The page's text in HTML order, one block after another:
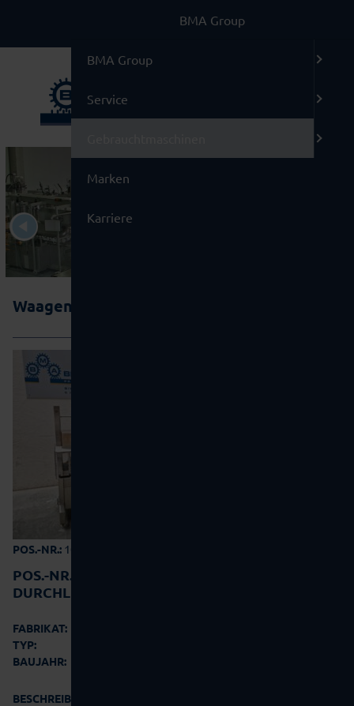
Waagen
POS.-NR.:10-0228
POS.-NR.:
DURCHLAUFKONTROLLWAAGE FÜR BEHÄLTER
FABRIKAT:
TYP:
BAUJAHR:
BESCHREIBUNG:
BMA Group
BMA Group
Service
Marken
Karriere